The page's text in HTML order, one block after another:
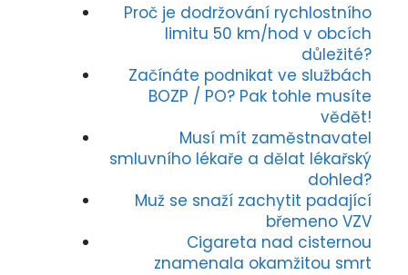
Proč je dodržování rychlostního
limitu 50 km/hod v obcích
důležité?
Začínáte podnikat ve službách
BOZP / PO? Pak tohle musíte
vědět!
Musí mít zaměstnavatel
smluvního lékaře a dělat lékařský
dohled?
Muž se snaží zachytit padající
břemeno VZV
Cigareta nad cisternou
znamenala okamžitou smrt